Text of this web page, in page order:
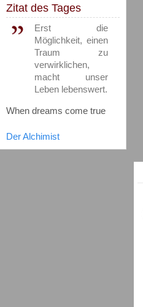
Zitat des Tages
Erst die
Möglichkeit, einen
Traum zu
verwirklichen,
macht unser
Leben lebenswert.
When dreams come true
Der Alchimist